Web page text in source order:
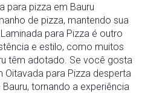
para pizza em Bauru
de pizza, mantendo sua
para Pizza é outro
e estilo, como muitos
têm adotado. Se você gosta
Oitavada para Pizza desperta
tornando a experiência